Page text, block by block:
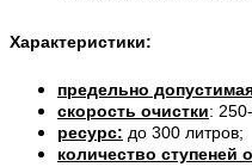
Характеристики:
предельно
скорость очистки:
ресурс: до 300 литров;
количество ступеней